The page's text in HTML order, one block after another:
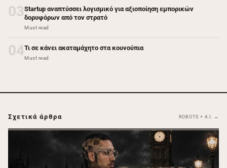
03Startup αναπτύσσει λογισμικό για αξιοποίηση εμπορικών
δορυφόρων από τον στρατό
Must read
04Τι σε κάνει ακαταμάχητο στα κουνούπια
Must read
Σχετικά άρθρα ROBOTS + A.I. →